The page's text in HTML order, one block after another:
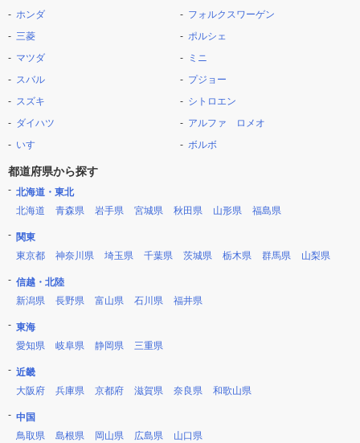
ホンダ
三菱
マツダ
スバル
スズキ
ダイハツ
いすゞ
フォルクスワーゲン
ポルシェ
ミニ
プジョー
シトロエン
アルファ ロメオ
ボルボ
都道府県から探す
北海道・東北
北海道
青森県 岩手県 宮城県 秋田県 山形県 福島県
関東
東京都
神奈川県 埼玉県 千葉県 茨城県 栃木県 群馬県 山梨県
信越・北陸
新潟県
長野県 富山県 石川県 福井県
東海
愛知県
岐阜県 静岡県 三重県
近畿
大阪府
兵庫県 京都府 滋賀県 奈良県 和歌山県
中国
鳥取県
島根県 岡山県 広島県 山口県